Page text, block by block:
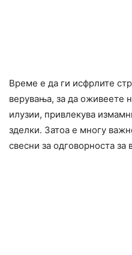
Време е да ги иcфрлите
верувања, за да оживеете
илузии, привлекува
зделки. Затоа е многу
свесни за одговорноста за